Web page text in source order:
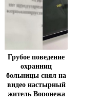
Грубое поведение
охранниц
больницы снял на
видео настырный
житель Воронежа